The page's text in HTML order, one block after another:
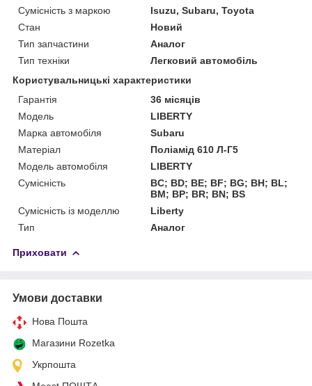
Сумісність з маркою
Isuzu, Subaru, Toyota
Стан
Новий
Тип запчастини
Аналог
Тип техніки
Легковий автомобіль
Користувальницькі характеристики
Гарантія
36 місяців
Мoдель
LIBERTY
Марка автомобіля
Subaru
Матеріал
Поліамід 610 Л-Г5
Модель автомобіля
LIBERTY
Сумісність
BC; BD; BE; BF; BG; BH; BL;
BM; BP; BR; BN; BS
Сумісність із моделлю
Liberty
Тип
Аналог
Приховати
Умови доставки
Нова Пошта
Магазини Rozetka
Укрпошта